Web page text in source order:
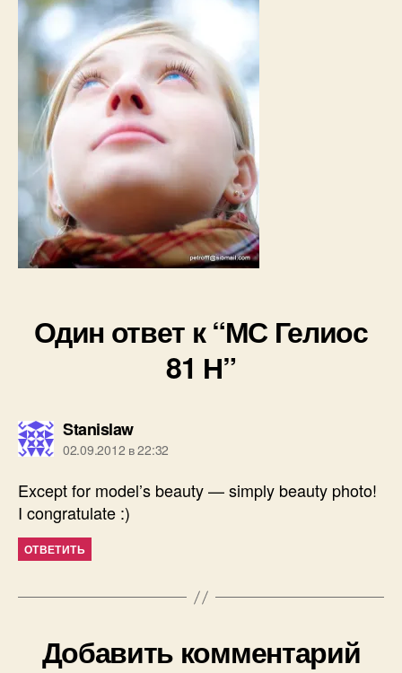
Один ответ к “МС Гелиос
81 Н”
Stanislawпишет:
02.09.2012 в 22:32
Except for model’s beauty — simply beauty photo!
I congratulate :)
ОТВЕТИТЬ
Добавить комментарий